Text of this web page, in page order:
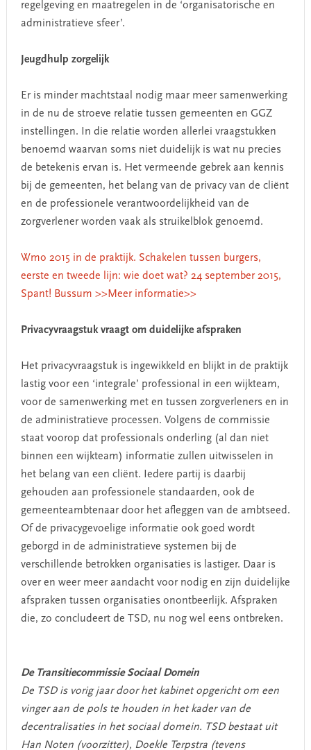
regelgeving en maatregelen in de ‘organisatorische en
administratieve sfeer’.
Jeugdhulp zorgelijk
Er is minder machtstaal nodig maar meer samenwerking
in de nu de stroeve relatie tussen gemeenten en GGZ
instellingen. In die relatie worden allerlei vraagstukken
benoemd waarvan soms niet duidelijk is wat nu precies
de betekenis ervan is. Het vermeende gebrek aan kennis
bij de gemeenten, het belang van de privacy van de cliënt
en de professionele verantwoordelijkheid van de
zorgverlener worden vaak als struikelblok genoemd.
Wmo 2015 in de praktijk. Schakelen tussen burgers,
eerste en tweede lijn: wie doet wat? 24 september 2015,
Spant! Bussum >>Meer informatie>>
Privacyvraagstuk vraagt om duidelijke afspraken
Het privacyvraagstuk is ingewikkeld en blijkt in de praktijk
lastig voor een ‘integrale’ professional in een wijkteam,
voor de samenwerking met en tussen zorgverleners en in
de administratieve processen. Volgens de commissie
staat voorop dat professionals onderling (al dan niet
binnen een wijkteam) informatie zullen uitwisselen in
het belang van een cliënt. Iedere partij is daarbij
gehouden aan professionele standaarden, ook de
gemeenteambtenaar door het afleggen van de ambtseed.
Of de privacygevoelige informatie ook goed wordt
geborgd in de administratieve systemen bij de
verschillende betrokken organisaties is lastiger. Daar is
over en weer meer aandacht voor nodig en zijn duidelijke
afspraken tussen organisaties onontbeerlijk. Afspraken
die, zo concludeert de TSD, nu nog wel eens ontbreken.
De Transitiecommissie Sociaal Domein
De TSD is vorig jaar door het kabinet opgericht om een
vinger aan de pols te houden in het kader van de
decentralisaties in het sociaal domein. TSD bestaat uit
Han Noten (voorzitter), Doekle Terpstra (tevens